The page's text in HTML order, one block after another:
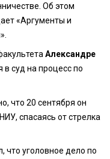
Об этом
«Аргументы и
Александре
суд на процесс по
что 20 сентября он
спасаясь от стрелка
что уголовное дело по